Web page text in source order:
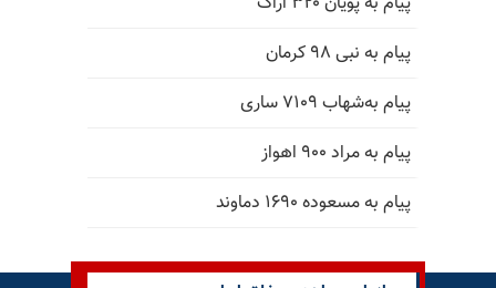
پیام به نبی ۹۸ کرمان
پیام به‌شهاب ۷۱۰۹ ساری
پیام به مراد ۹۰۰ اهواز
پیام به مسعوده ۱۶۹۰ دماوند